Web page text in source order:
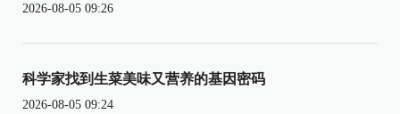
2026-08-05 09:26
科学家找到生菜美味又营养的基因密码
2026-08-05 09:24